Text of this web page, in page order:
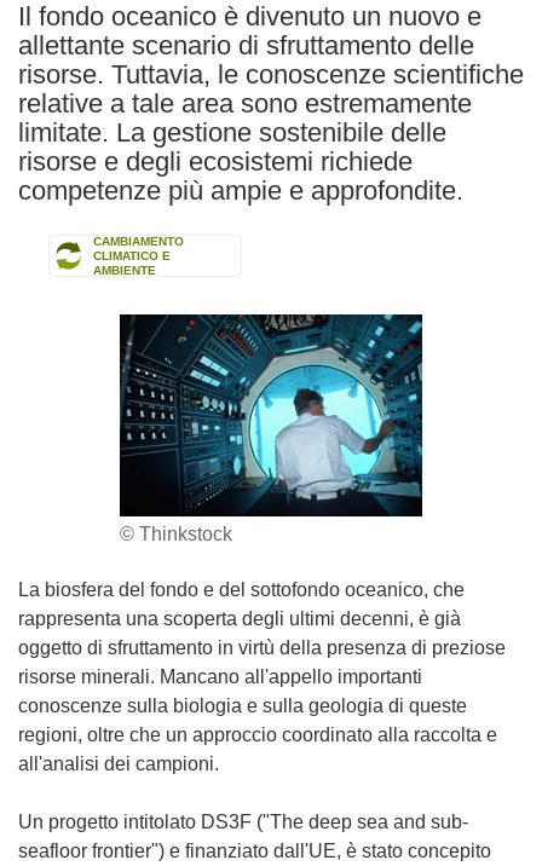
Il fondo oceanico è divenuto un nuovo e
allettante scenario di sfruttamento delle
risorse. Tuttavia, le conoscenze scientifiche
relative a tale area sono estremamente
limitate. La gestione sostenibile delle
risorse e degli ecosistemi richiede
competenze più ampie e approfondite.
CAMBIAMENTO
CLIMATICO E
AMBIENTE
© Thinkstock
La biosfera del fondo e del sottofondo oceanico, che
rappresenta una scoperta degli ultimi decenni, è già
oggetto di sfruttamento in virtù della presenza di preziose
risorse minerali. Mancano all'appello importanti
conoscenze sulla biologia e sulla geologia di queste
regioni, oltre che un approccio coordinato alla raccolta e
all'analisi dei campioni.
Un progetto intitolato DS3F ("The deep sea and sub-
seafloor frontier") e finanziato dall'UE, è stato concepito